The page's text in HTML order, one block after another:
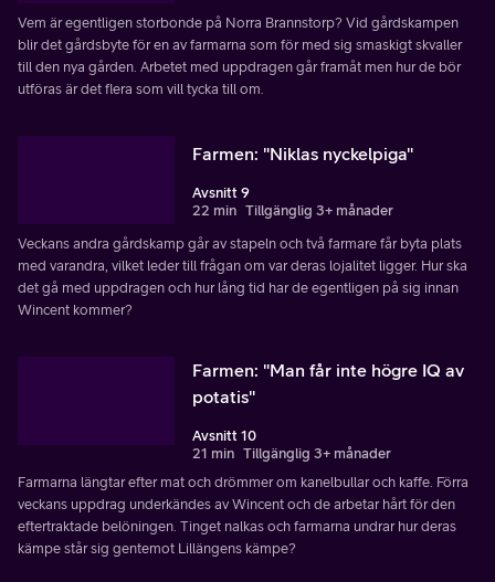
Vem är egentligen storbonde på Norra Brannstorp? Vid gårdskampen
blir det gårdsbyte för en av farmarna som för med sig smaskigt skvaller
till den nya gården. Arbetet med uppdragen går framåt men hur de bör
utföras är det flera som vill tycka till om.
Farmen: "Niklas nyckelpiga"
Avsnitt 9
22 min Tillgänglig 3+ månader
Veckans andra gårdskamp går av stapeln och två farmare får byta plats
med varandra, vilket leder till frågan om var deras lojalitet ligger. Hur ska
det gå med uppdragen och hur lång tid har de egentligen på sig innan
Wincent kommer?
Farmen: "Man får inte högre IQ av
potatis"
Avsnitt 10
21 min Tillgänglig 3+ månader
Farmarna längtar efter mat och drömmer om kanelbullar och kaffe. Förra
veckans uppdrag underkändes av Wincent och de arbetar hårt för den
eftertraktade belöningen. Tinget nalkas och farmarna undrar hur deras
kämpe står sig gentemot Lillängens kämpe?